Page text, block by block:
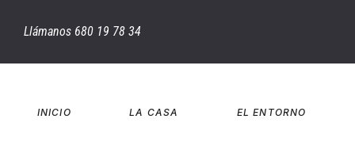
Llámanos 680 19 78 34
INICIO LA CASA EL ENTORNO